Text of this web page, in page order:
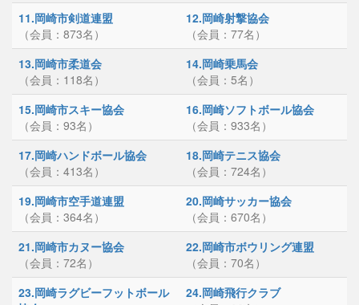
11.岡崎市剣道連盟
（会員：873名）
12.岡崎射撃協会
（会員：77名）
13.岡崎市柔道会
（会員：118名）
14.岡崎乗馬会
（会員：5名）
15.岡崎市スキー協会
（会員：93名）
16.岡崎ソフトボール協会
（会員：933名）
17.岡崎ハンドボール協会
（会員：413名）
18.岡崎テニス協会
（会員：724名）
19.岡崎市空手道連盟
（会員：364名）
20.岡崎サッカー協会
（会員：670名）
21.岡崎市カヌー協会
（会員：72名）
22.岡崎市ボウリング連盟
（会員：70名）
23.岡崎ラグビーフットボール
24.岡崎飛行クラブ